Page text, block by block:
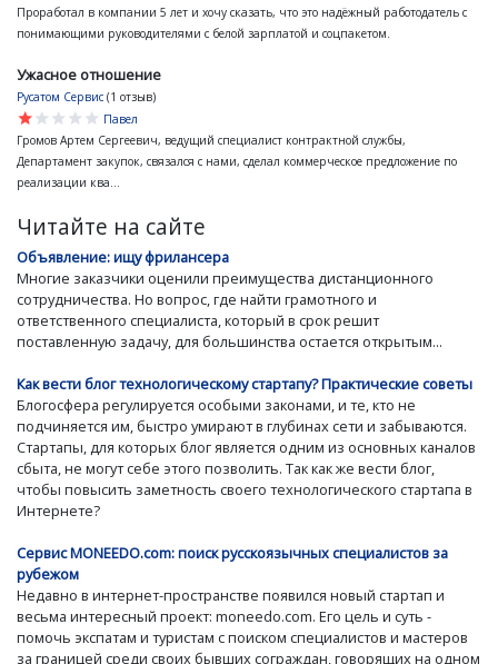
Проработал в компании 5 лет и хочу сказать, что это надёжный работодатель с
понимающими руководителями с белой зарплатой и соцпакетом.
Ужасное отношение
Русатом Сервис (1 отзыв)
star
star
star
star
star
Павел
Громов Артем Сергеевич, ведущий специалист контрактной службы,
Департамент закупок, связался с нами, сделал коммерческое предложение по
реализации ква...
Читайте на сайте
Объявление: ищу фрилансера
Многие заказчики оценили преимущества дистанционного
сотрудничества. Но вопрос, где найти грамотного и
ответственного специалиста, который в срок решит
поставленную задачу, для большинства остается открытым...
Как вести блог технологическому стартапу? Практические советы
Блогосфера регулируется особыми законами, и те, кто не
подчиняется им, быстро умирают в глубинах сети и забываются.
Стартапы, для которых блог является одним из основных каналов
сбыта, не могут себе этого позволить. Так как же вести блог,
чтобы повысить заметность своего технологического стартапа в
Интернете?
Сервис MONEEDO.com: поиск русскоязычных специалистов за
рубежом
Недавно в интернет-пространстве появился новый стартап и
весьма интересный проект: moneedo.com. Его цель и суть -
помочь экспатам и туристам с поиском специалистов и мастеров
за границей среди своих бывших сограждан, говорящих на одном